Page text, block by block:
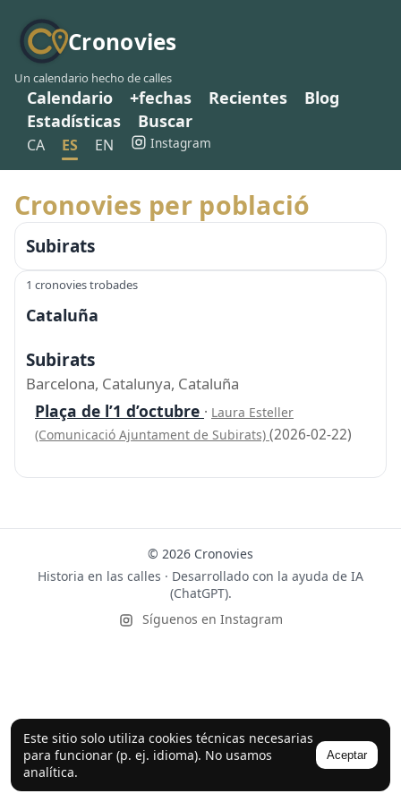
Cronovies
Un calendario hecho de calles
Calendario +fechas Recientes
Blog
Estadísticas
Buscar
CA ES EN Instagram
Este sitio solo utiliza cookies técnicas necesarias
para funcionar (p. ej. idioma). No usamos
analítica.
Aceptar
Cronovies per població
Subirats
1 cronovies trobades
Cataluña
Subirats
Barcelona, Catalunya, Cataluña
Plaça de l’1 d’octubre · Laura Esteller
(Comunicació Ajuntament de Subirats) (2026-02-22)
© 2026 Cronovies
Historia en las calles · Desarrollado con la ayuda de IA
(ChatGPT).
Síguenos en Instagram